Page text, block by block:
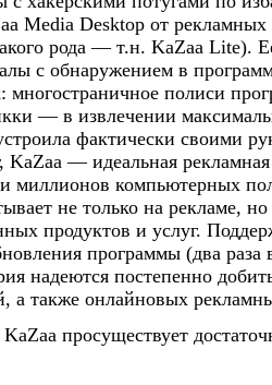
Media Desktop от рекламных
рода — т.н. KaZaa Lite).
с обнаружением в
многостраничное полиси
— в извлечении
фактически своими
KaZaa — идеальная
миллионов компьютерных
не только на рекламе,
продуктов и услуг.
программы (два раза
надеются постепенно
а также онлайновых
просуществует